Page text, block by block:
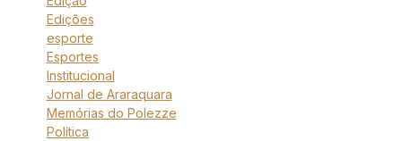
Edições
esporte
Esportes
Institucional
Jornal de Araraquara
Memórias do Polezze
Política